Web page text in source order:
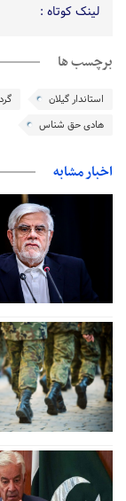
لینک کوتاه :
برچسب ها
استاندار گیلان
هادی حق شناس
اخبار مشابه